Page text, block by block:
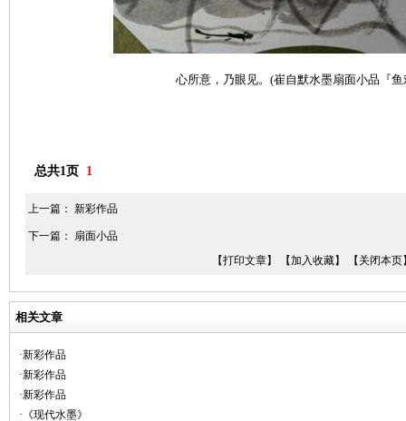
心所意，乃眼见。(崔自默水墨扇面小品『鱼
总共1页 1
上一篇： 新彩作品
下一篇： 扇面小品
【打印文章】
【加入收藏】 【关闭本页
相关文章
·新彩作品
·新彩作品
·新彩作品
·《现代水墨》